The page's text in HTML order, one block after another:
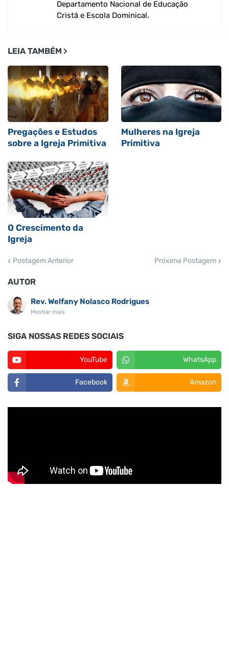
Departamento Nacional de Educação
Cristã e Escola Dominical.
LEIA TAMBÉM
Pregações e Estudos
sobre a Igreja Primitiva
Mulheres na Igreja
Primitiva
O Crescimento da
Igreja
Postagem Anterior Próxima Postagem
AUTOR
Rev. Welfany Nolasco Rodrigues
Mostrar mais
SIGA NOSSAS REDES SOCIAIS
YouTube WhatsApp
Facebook Amazon